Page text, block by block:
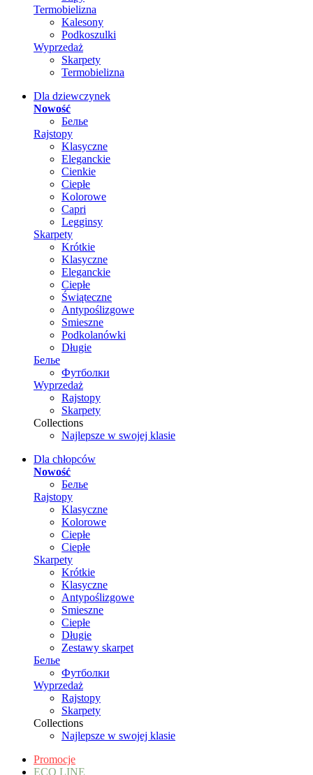
Termobielizna
Kalesony
Podkoszulki
Wyprzedaż
Skarpety
Termobielizna
Dla dziewczynek
Nowość
Белье
Rajstopy
Klasyczne
Eleganckie
Cienkie
Ciepłe
Kolorowe
Capri
Legginsy
Skarpety
Krótkie
Klasyczne
Eleganckie
Ciepłe
Świąteczne
Antypoślizgowe
Smieszne
Podkolanówki
Długie
Белье
Футболки
Wyprzedaż
Rajstopy
Skarpety
Collections
Najlepsze w swojej klasie
Dla chłopców
Nowość
Белье
Rajstopy
Klasyczne
Kolorowe
Ciepłe
Ciepłe
Skarpety
Krótkie
Klasyczne
Antypoślizgowe
Smieszne
Ciepłe
Długie
Zestawy skarpet
Белье
Футболки
Wyprzedaż
Rajstopy
Skarpety
Collections
Najlepsze w swojej klasie
Promocje
ECO LINE